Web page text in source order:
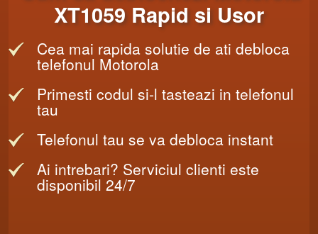
XT1059 Rapid si Usor
Cea mai rapida solutie de ati debloca
telefonul Motorola
Primesti codul si-l tasteazi in telefonul
tau
Telefonul tau se va debloca instant
Ai intrebari? Serviciul clienti este
disponibil 24/7